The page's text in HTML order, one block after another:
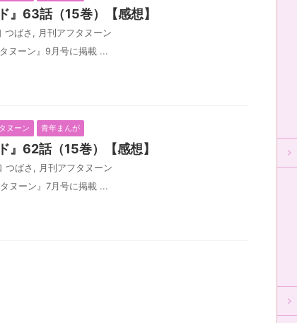
』63話（15巻）【感想】
つばさ , 月刊アフタヌーン
ヌーン』9月号に掲載 ...
ヌーン 青年まんが
』62話（15巻）【感想】
つばさ , 月刊アフタヌーン
ヌーン』7月号に掲載 ...